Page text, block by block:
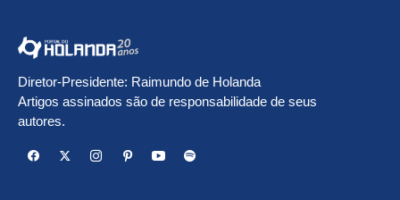
Diretor-Presidente: Raimundo de Holanda
Artigos assinados são de responsabilidade de seus
autores.